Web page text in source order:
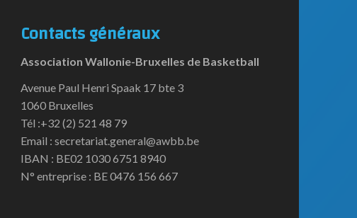
Contacts généraux
Association Wallonie-Bruxelles de Basketball
Avenue Paul Henri Spaak 17 bte 3
1060 Bruxelles
Tél :+32 (2) 521 48 79
Email : secretariat.general@awbb.be
IBAN : BE02 1030 6751 8940
N° entreprise : BE 0476 156 667